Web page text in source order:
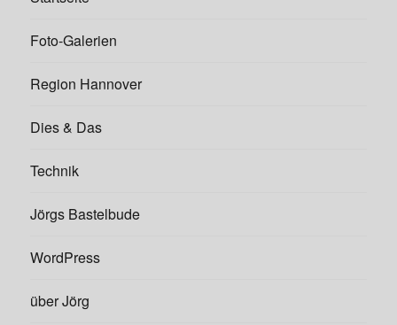
Foto-Galerien
Region Hannover
Dies & Das
Technik
Jörgs Bastelbude
WordPress
über Jörg